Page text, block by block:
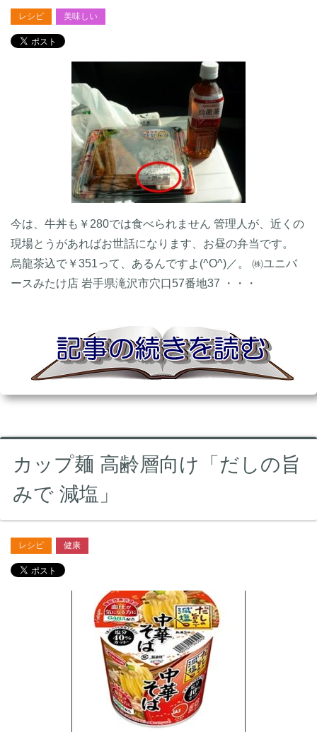
レシピ 美味しい
今は、牛丼も￥280では食べられません 管理人が、近くの
現場とうがあればお世話になります、お昼の弁当です。
烏龍茶込で￥351って、あるんですよ(^O^)／。 ㈱ユニバ
ースみたけ店 岩手県滝沢市穴口57番地37 ・・・
カップ麺 高齢層向け「だしの旨
みで 減塩」
レシピ 健康